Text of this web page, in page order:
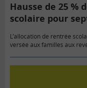
Hausse de 25 %
scolaire pour
L’allocation de rentrée
versée aux familles aux